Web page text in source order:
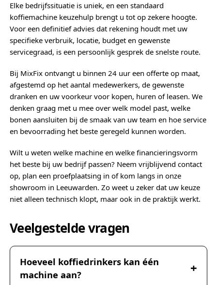
Elke bedrijfssituatie is uniek, en een standaard
koffiemachine keuzehulp brengt u tot op zekere hoogte.
Voor een definitief advies dat rekening houdt met uw
specifieke verbruik, locatie, budget en gewenste
servicegraad, is een persoonlijk gesprek de snelste route.
Bij MixFix ontvangt u binnen 24 uur een offerte op maat,
afgestemd op het aantal medewerkers, de gewenste
dranken en uw voorkeur voor kopen, huren of leasen. We
denken graag met u mee over welk model past, welke
bonen aansluiten bij de smaak van uw team en hoe service
en bevoorrading het beste geregeld kunnen worden.
Wilt u weten welke machine en welke financieringsvorm
het beste bij uw bedrijf passen? Neem vrijblijvend contact
op, plan een proefplaatsing in of kom langs in onze
showroom in Leeuwarden. Zo weet u zeker dat uw keuze
niet alleen technisch klopt, maar ook in de praktijk werkt.
Veelgestelde vragen
Hoeveel koffiedrinkers kan één
machine aan?